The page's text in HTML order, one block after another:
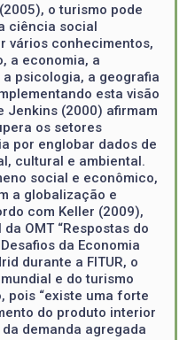
o turismo pode
ciência social
vários conhecimentos,
a economia, a
psicologia, a geografia
esta visão
Jenkins (2000) afirmam
os setores
por englobar dados de
cultural e ambiental.
social e econômico,
a globalização e
com Keller (2009),
OMT “Respostas do
da Economia
durante a FITUR, o
e do turismo
pois “existe uma forte
do produto interior
demanda agregada